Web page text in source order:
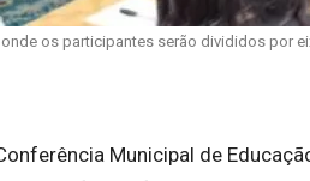
os participantes serão divididos por
Municipal de